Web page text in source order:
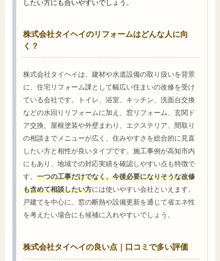
したい方にも合いやすいでしょう。
株式会社タイヘイのリフォームはどんな人に向
く？
株式会社タイヘイは、建材や水道設備の取り扱いを背景
に、住宅リフォーム課として幅広い住まいの改修を受け
ている会社です。トイレ、浴室、キッチン、洗面台交換
などの水回りリフォームに加え、窓リフォーム、玄関ド
ア交換、屋根塗装や外壁まわり、エクステリア、間取り
の相談までメニューが広く、住みやすさを総合的に見直
したい方と相性が良いタイプです。施工事例が高知市内
にもあり、地域での対応実績を確認しやすい点も特徴で
す。 一つの工事だけでなく、今後必要になりそうな改修
も含めて相談したい方には使いやすい会社といえます。
戸建てを中心に、窓の断熱や設備更新を通じて省エネ性
を考えたい場合にも候補に入れやすいでしょう。
株式会社タイヘイの良い点｜口コミで多い評価